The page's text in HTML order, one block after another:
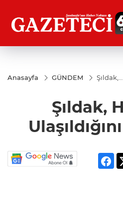
Anasayfa GÜNDEM
Şıldak,
Açıkladı
Şıldak,